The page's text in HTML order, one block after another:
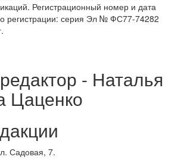
Регистрационный номер и дата
регистрации: серия Эл № ФС77-74282
- Наталья
Цаценко
Садовая, 7.